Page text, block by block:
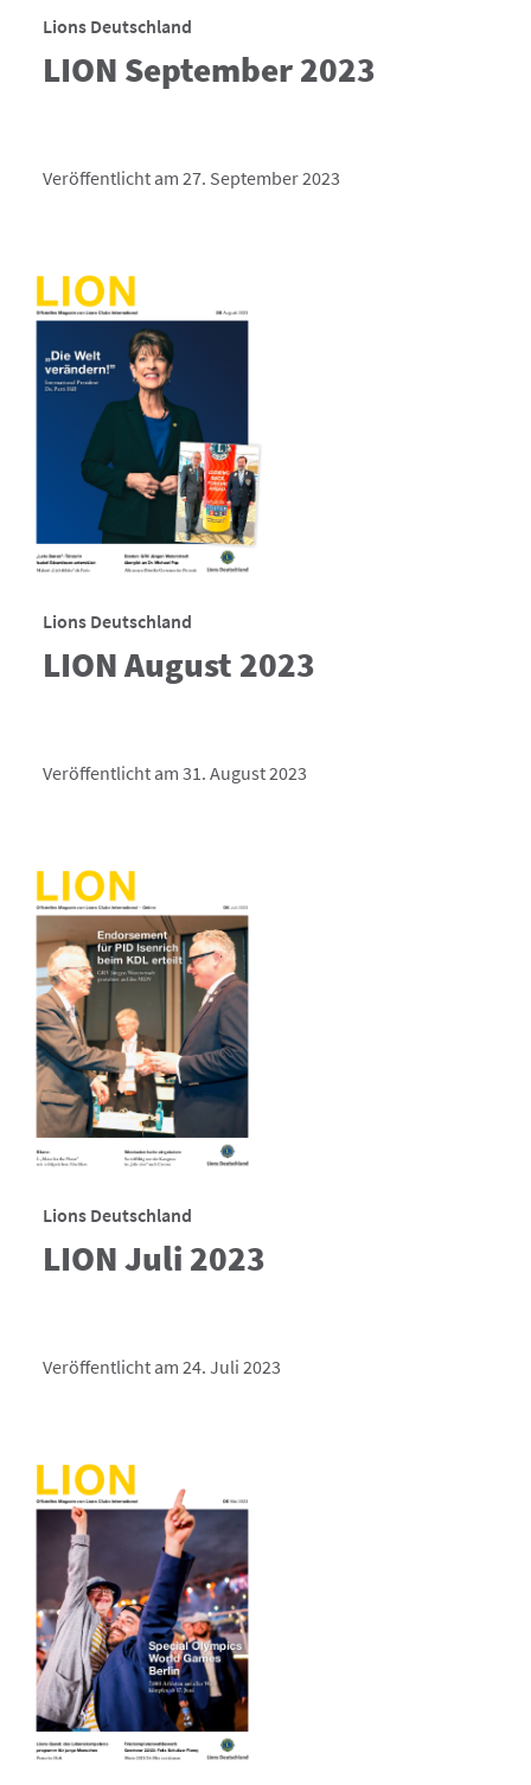
Lions Deutschland
LION September 2023
Veröffentlicht am 27. September 2023
Lions Deutschland
LION August 2023
Veröffentlicht am 31. August 2023
Lions Deutschland
LION Juli 2023
Veröffentlicht am 24. Juli 2023